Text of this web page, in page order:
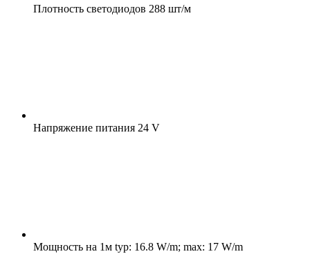
Плотность светодиодов 288 шт/м
Напряжение питания 24 V
Мощность на 1м typ: 16.8 W/m; max: 17 W/m